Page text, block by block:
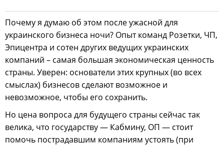
Почему я думаю об этом после ужасной для
украинского бизнеса ночи? Опыт команд Розетки, ЧП,
Эпицентра и сотен других ведущих украинских
компаний – самая большая экономическая ценность
страны. Уверен: основатели этих крупных (во всех
смыслах) бизнесов сделают возможное и
невозможное, чтобы его сохранить.
Но цена вопроса для будущего страны сейчас так
велика, что государству — Кабмину, ОП — стоит
помочь пострадавшим компаниям устоять (при